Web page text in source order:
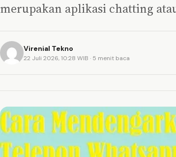
merupakan aplikasi chatting
Virenial Tekno
22 Juli 2026, 10:28 WIB · 5 menit baca